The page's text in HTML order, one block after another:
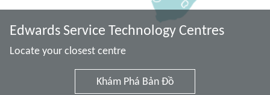
Edwards Service Technology Centres
Locate your closest centre
Khám Phá Bản Đồ